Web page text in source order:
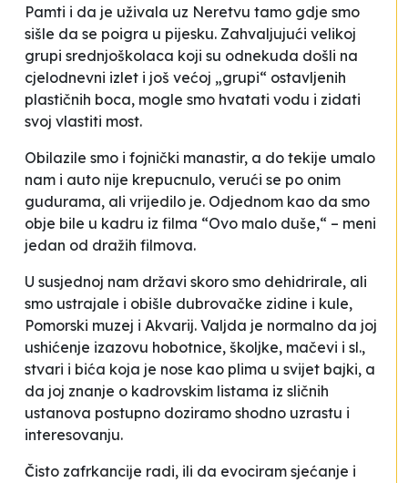
Pamti i da je uživala uz Neretvu tamo gdje smo
sišle da se poigra u pijesku. Zahvaljujući velikoj
grupi srednjoškolaca koji su odnekuda došli na
cjelodnevni izlet i još većoj „grupi“ ostavljenih
plastičnih boca, mogle smo hvatati vodu i zidati
svoj vlastiti most.
Obilazile smo i fojnički manastir, a do tekije umalo
nam i auto nije krepucnulo, verući se po onim
gudurama, ali vrijedilo je. Odjednom kao da smo
obje bile u kadru iz filma “Ovo malo duše,“ – meni
jedan od dražih filmova.
U susjednoj nam državi skoro smo dehidrirale, ali
smo ustrajale i obišle dubrovačke zidine i kule,
Pomorski muzej i Akvarij. Valjda je normalno da joj
ushićenje izazovu hobotnice, školjke, mačevi i sl.,
stvari i bića koja je nose kao plima u svijet bajki, a
da joj znanje o kadrovskim listama iz sličnih
ustanova postupno doziramo shodno uzrastu i
interesovanju.
Čisto zafrkancije radi, ili da evociram sjećanje i